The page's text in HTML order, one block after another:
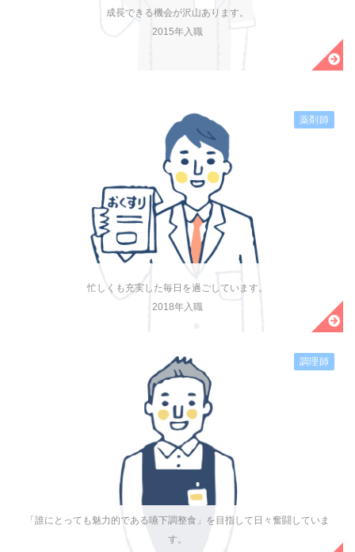
成長できる機会が沢山あります。
2015年入職
忙しくも充実した毎日を過ごしています。
2018年入職
薬剤師
「誰にとっても魅力的である嚥下調整食」を目指して日々奮闘していま
す。
調理師